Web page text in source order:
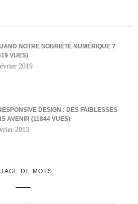
NOTRE SOBRIÉTÉ NUMÉRIQUE ?
VUES)
2019
DESIGN : DES FAIBLESSES
AVENIR (11844 VUES)
2013
DE MOTS